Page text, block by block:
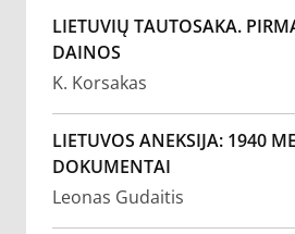
LIETUVIŲ TAUTOSAKA.
DAINOS
K. Korsakas
LIETUVOS ANEKSIJA: 1940
DOKUMENTAI
Leonas Gudaitis